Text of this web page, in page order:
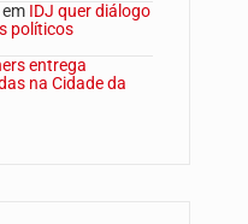
em IDJ quer diálogo
políticos
entrega
na Cidade da